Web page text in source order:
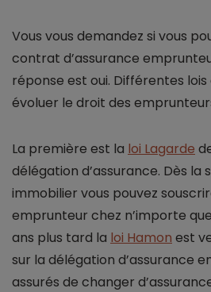
Vous vous demandez si vous
contrat d’assurance
réponse est oui. Différentes
évoluer le droit des
La première est la loi Lagarde
délégation d’assurance. Dès la
immobilier vous pouvez
emprunteur chez n’importe
ans plus tard la loi Hamon est
sur la délégation d’assurance
assurés de changer